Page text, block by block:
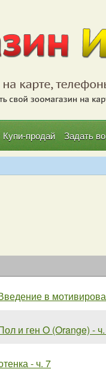
Купи-продай Задать
в
и ген O (Orange) -
- ч. 7